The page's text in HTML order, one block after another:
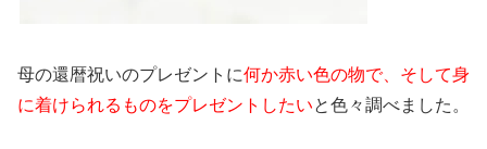
母の還暦祝いのプレゼントに何か赤い色の物で、そして身
に着けられるものをプレゼントしたいと色々調べました。